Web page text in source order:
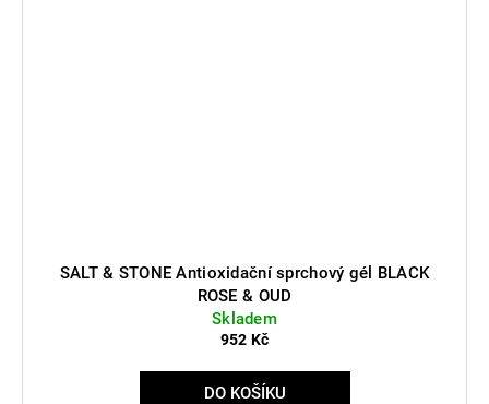
SALT & STONE Antioxidační sprchový gél BLACK
ROSE & OUD
Skladem
952 Kč
DO KOŠÍKU